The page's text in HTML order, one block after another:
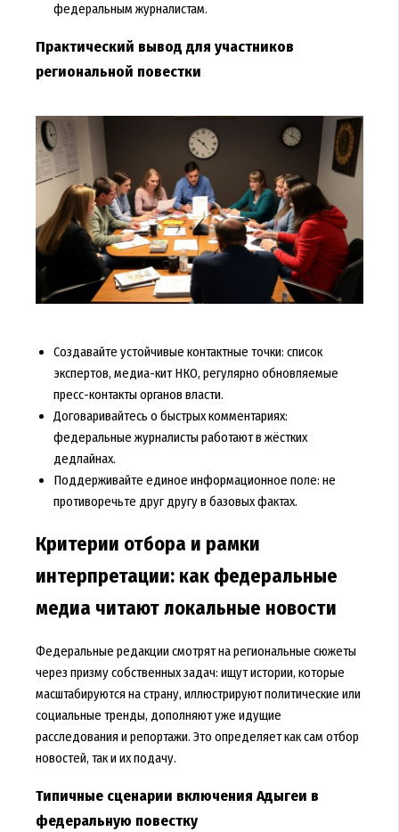
федеральным журналистам.
Практический вывод для участников
региональной повестки
Создавайте устойчивые контактные точки: список
экспертов, медиа-кит НКО, регулярно обновляемые
пресс-контакты органов власти.
Договаривайтесь о быстрых комментариях:
федеральные журналисты работают в жёстких
дедлайнах.
Поддерживайте единое информационное поле: не
противоречьте друг другу в базовых фактах.
Критерии отбора и рамки
интерпретации: как федеральные
медиа читают локальные новости
Федеральные редакции смотрят на региональные сюжеты
через призму собственных задач: ищут истории, которые
масштабируются на страну, иллюстрируют политические или
социальные тренды, дополняют уже идущие
расследования и репортажи. Это определяет как сам отбор
новостей, так и их подачу.
Типичные сценарии включения Адыгеи в
федеральную повестку